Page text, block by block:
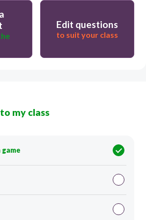
Edit questions
to suit your class
my class
game